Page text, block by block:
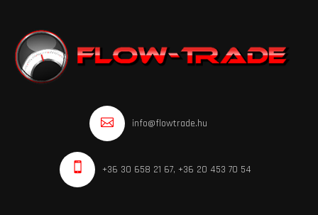
info@flowtrade.hu
+36 30 658 21 67, +36 20 453 70 54